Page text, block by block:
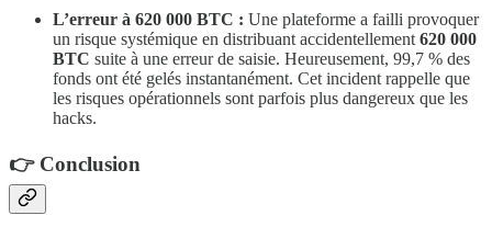
L’erreur à 620 000 BTC : Une plateforme a failli provoquer
un risque systémique en distribuant accidentellement 620 000
BTC suite à une erreur de saisie. Heureusement, 99,7 % des
fonds ont été gelés instantanément. Cet incident rappelle que
les risques opérationnels sont parfois plus dangereux que les
hacks.
​👉 Conclusion